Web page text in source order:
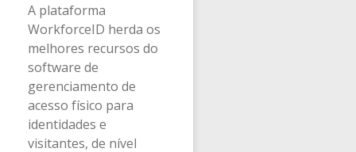
A plataforma
WorkforceID herda os
melhores recursos do
software de
gerenciamento de
acesso físico para
identidades e
visitantes, de nível